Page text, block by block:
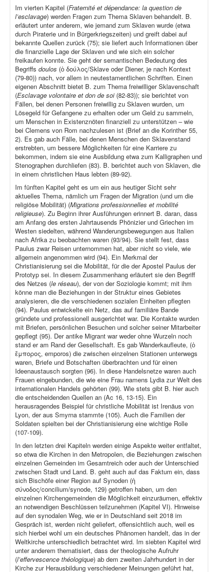
Im vierten Kapitel (Fraternité et dépendance: la question de
l’esclavage) werden Fragen zum Thema Sklaven behandelt. B.
erläutert unter anderem, wie jemand zum Sklaven wurde (etwa
durch Piraterie und in Bürgerkriegszeiten) und greift dabei auf
bekannte Quellen zurück (75); sie liefert auch Informationen über
die finanzielle Lage der Sklaven und wie sich ein solcher
freikaufen konnte. Sie geht der semantischen Bedeutung des
Begriffs doulos (ὁ δούλος/Sklave oder Diener, je nach Kontext
(79-80)) nach, vor allem in neutestamentlichen Schriften. Einen
eigenen Abschnitt bietet B. zum Thema freiwilliger Sklavenschaft
(Esclavage volontaire et don de soi(82-83)); sie berichtet von
Fällen, bei denen Personen freiwillig zu Sklaven wurden, um
Lösegeld für Gefangene zu erhalten oder um Geld zu sammeln,
um Menschen in Existenznöten finanziell zu unterstützen – wie
bei Clemens von Rom nachzulesen ist (Brief an die Korinther 55,
2). Es gab auch Fälle, bei denen Menschen den Sklavenstand
erstrebten, um bessere Möglichkeiten für eine Karriere zu
bekommen, indem sie eine Ausbildung etwa zum Kalligraphen und
Stenographen durchliefen (83). B. berichtet auch von Sklaven, die
in einem christlichen Haus lebten (89-92).
Im fünften Kapitel geht es um ein aus heutiger Sicht sehr
aktuelles Thema, nämlich um Fragen der Migration (und um die
religiöse Mobilität) (Migrations professionnelles et mobilité
religieuse). Zu Beginn ihrer Ausführungen erinnert B. daran, dass
am Anfang des ersten Jahrtausends Phönizier und Griechen im
Westen siedelten, während Wanderungsbewegungen aus Italien
nach Afrika zu beobachten waren (93/94). Sie stellt fest, dass
Paulus zwar Reisen unternommen hat, aber nicht so viele, wie
allgemein angenommen wird (94). Ein Merkmal der
Christianisierung sei die Mobilität, für die der Apostel Paulus der
Prototyp sei. In diesem Zusammenhang erläutert sie den Begriff
des Netzes (le réseau), der von der Soziologie kommt; mit ihm
könne man die Beziehungen in der Struktur eines Gebietes
analysieren, die die verschiedenen sozialen Einheiten pflegten
(94). Paulus entwickelte ein Netz, das auf familiäre Bande
gründete und professionell ausgerichtet war. Die Kontakte wurden
mit Briefen, persönlichen Besuchen und solcher seiner Mitarbeiter
gepflegt (95). Der antike Migrant war weder ohne Wurzeln noch
stand er am Rand der Gesellschaft. Es gab Wanderkaufleute, (ὁ
ἔμπορος, emporos) die zwischen einzelnen Stationen unterwegs
waren, Briefe und Botschaften überbrachten und für einen
Ideenaustausch sorgten (96). In diese Handelsnetze waren auch
Frauen eingebunden, die wie eine Frau namens Lydia zur Welt des
internationalen Handels gehörten (99). Wie stets gibt B. hier auch
die entscheidenden Quellen an (Ac 16, 13-15). Ein
herausragendes Beispiel für christliche Mobilität ist Irenäus von
Lyon, der aus Smyrna stammte (105). Auch die Familien der
Soldaten spielten bei der Christianisierung eine wichtige Rolle
(107-109).
In den letzten drei Kapiteln werden einige Aspekte weiter entfaltet,
so etwa die Kirchen in den Metropolen, die Beziehungen zwischen
einzelnen Gemeinden im Gesamtreich oder auch der Unterschied
zwischen Stadt und Land. B. geht auch auf das Faktum ein, dass
sich Bischöfe einer Region auf Synoden (ἡ
σύνοδος/concilium/synode, 129) getroffen haben, um den
einzelnen Kirchengemeinden die Möglichkeit einzuräumen, effektiv
an notwendigen Beschlüssen teilzunehmen (Kapitel VI). Hinweise
auf den synodalen Weg, wie er in Deutschland seit 2018 im
Gespräch ist, werden nicht geliefert, offensichtlich auch, weil es
sich hierbei wohl um ein deutsches Phänomen handelt, das in der
Weltkirche unterschiedlich betrachtet wird. Im siebten Kapitel wird
unter anderem thematisiert, dass der theologische Aufruhr
(l’effervescence théologique) ab dem zweiten Jahrhundert in der
Kirche zur Herausbildung verschiedener Meinungen geführt hat,